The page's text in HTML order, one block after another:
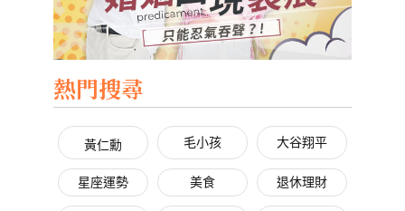
熱門搜尋
黃仁勳 毛小孩 大谷翔平
星座運勢 美食 退休理財